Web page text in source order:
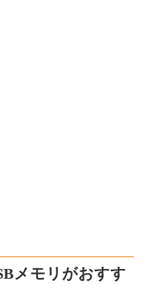
メモリがおすす